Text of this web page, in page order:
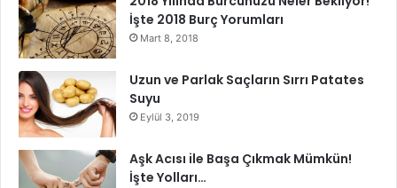
İşte 2018 Burç Yorumları
Mart 8, 2018
Uzun ve Parlak Saçların Sırrı Patates
Suyu
Eylül 3, 2019
Aşk Acısı ile Başa Çıkmak Mümkün!
İşte Yolları…